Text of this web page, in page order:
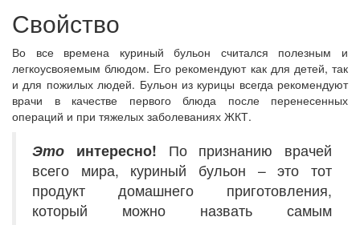
Свойство
Во все времена куриный бульон считался полезным и
легкоусвояемым блюдом. Его рекомендуют как для детей, так
и для пожилых людей. Бульон из курицы всегда рекомендуют
врачи в качестве первого блюда после перенесенных
операций и при тяжелых заболеваниях ЖКТ.
Это интересно! По признанию врачей
всего мира, куриный бульон – это тот
продукт домашнего приготовления,
который можно назвать самым